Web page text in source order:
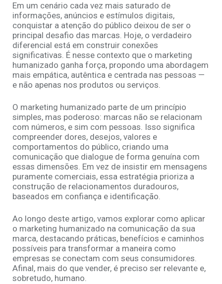
Em um cenário cada vez mais saturado de
informações, anúncios e estímulos digitais,
conquistar a atenção do público deixou de ser o
principal desafio das marcas. Hoje, o verdadeiro
diferencial está em construir conexões
significativas. É nesse contexto que o marketing
humanizado ganha força, propondo uma abordagem
mais empática, autêntica e centrada nas pessoas —
e não apenas nos produtos ou serviços.
O marketing humanizado parte de um princípio
simples, mas poderoso: marcas não se relacionam
com números, e sim com pessoas. Isso significa
compreender dores, desejos, valores e
comportamentos do público, criando uma
comunicação que dialogue de forma genuína com
essas dimensões. Em vez de insistir em mensagens
puramente comerciais, essa estratégia prioriza a
construção de relacionamentos duradouros,
baseados em confiança e identificação.
Ao longo deste artigo, vamos explorar como aplicar
o marketing humanizado na comunicação da sua
marca, destacando práticas, benefícios e caminhos
possíveis para transformar a maneira como
empresas se conectam com seus consumidores.
Afinal, mais do que vender, é preciso ser relevante e,
sobretudo, humano.